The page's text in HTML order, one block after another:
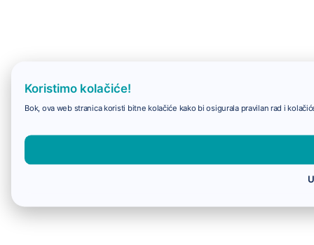
Koristimo kolačiće!
Bok, ova web stranica koristi bitne kolačiće kako bi osigurala pravilan rad i